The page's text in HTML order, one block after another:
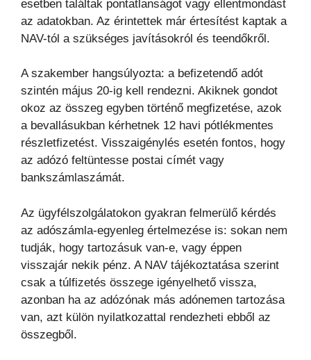
esetben találtak pontatlanságot vagy ellentmondást
az adatokban. Az érintettek már értesítést kaptak a
NAV-tól a szükséges javításokról és teendőkről.
A szakember hangsúlyozta: a befizetendő adót
szintén május 20-ig kell rendezni. Akiknek gondot
okoz az összeg egyben történő megfizetése, azok
a bevallásukban kérhetnek 12 havi pótlékmentes
részletfizetést. Visszaigénylés esetén fontos, hogy
az adózó feltüntesse postai címét vagy
bankszámlaszámát.
Az ügyfélszolgálatokon gyakran felmerülő kérdés
az adószámla-egyenleg értelmezése is: sokan nem
tudják, hogy tartozásuk van-e, vagy éppen
visszajár nekik pénz. A NAV tájékoztatása szerint
csak a túlfizetés összege igényelhető vissza,
azonban ha az adózónak más adónemen tartozása
van, azt külön nyilatkozattal rendezheti ebből az
összegből.